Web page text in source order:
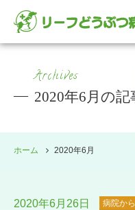
Archives
2020年6月の記
ホーム 2020年6月
2020年6月26日 病院か